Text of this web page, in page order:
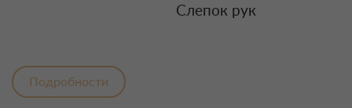
Слепок рук
Подробности